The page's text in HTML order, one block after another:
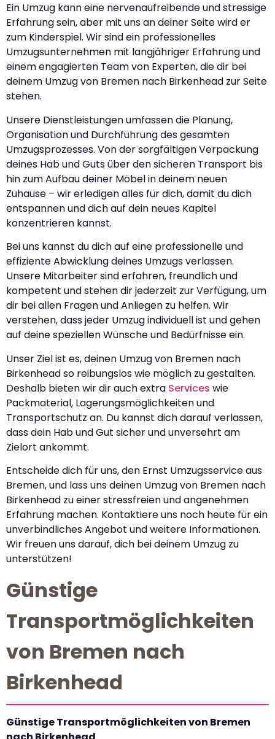
Ein Umzug kann eine nervenaufreibende und stressige
Erfahrung sein, aber mit uns an deiner Seite wird er
zum Kinderspiel. Wir sind ein professionelles
Umzugsunternehmen mit langjähriger Erfahrung und
einem engagierten Team von Experten, die dir bei
deinem Umzug von Bremen nach Birkenhead zur Seite
stehen.
Unsere Dienstleistungen umfassen die Planung,
Organisation und Durchführung des gesamten
Umzugsprozesses. Von der sorgfältigen Verpackung
deines Hab und Guts über den sicheren Transport bis
hin zum Aufbau deiner Möbel in deinem neuen
Zuhause – wir erledigen alles für dich, damit du dich
entspannen und dich auf dein neues Kapitel
konzentrieren kannst.
Bei uns kannst du dich auf eine professionelle und
effiziente Abwicklung deines Umzugs verlassen.
Unsere Mitarbeiter sind erfahren, freundlich und
kompetent und stehen dir jederzeit zur Verfügung, um
dir bei allen Fragen und Anliegen zu helfen. Wir
verstehen, dass jeder Umzug individuell ist und gehen
auf deine speziellen Wünsche und Bedürfnisse ein.
Unser Ziel ist es, deinen Umzug von Bremen nach
Birkenhead so reibungslos wie möglich zu gestalten.
Deshalb bieten wir dir auch extra Services wie
Packmaterial, Lagerungsmöglichkeiten und
Transportschutz an. Du kannst dich darauf verlassen,
dass dein Hab und Gut sicher und unversehrt am
Zielort ankommt.
Entscheide dich für uns, den Ernst Umzugsservice aus
Bremen, und lass uns deinen Umzug von Bremen nach
Birkenhead zu einer stressfreien und angenehmen
Erfahrung machen. Kontaktiere uns noch heute für ein
unverbindliches Angebot und weitere Informationen.
Wir freuen uns darauf, dich bei deinem Umzug zu
unterstützen!
Günstige
Transportmöglichkeiten
von Bremen nach
Birkenhead
Günstige Transportmöglichkeiten von Bremen